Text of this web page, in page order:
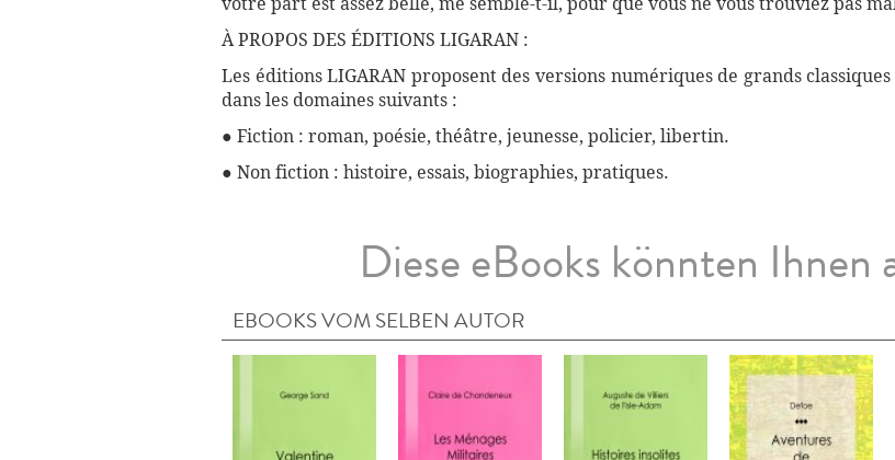
À PROPOS DES ÉDITIONS LIGARAN :
Les éditions LIGARAN proposent des versions numériques de grands
dans les domaines suivants :
● Fiction : roman, poésie, théâtre, jeunesse, policier, libertin.
● Non fiction : histoire, essais, biographies, pratiques.
Diese eBooks könnten Ihnen
EBOOKS VOM SELBEN AUTOR